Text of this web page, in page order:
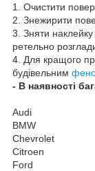
1. Очистити
2. Знежирити
3. Зняти
ретельно
4. Для кращого
будівельним
- В наявності
Audi
BMW
Chevrolet
Citroen
Ford